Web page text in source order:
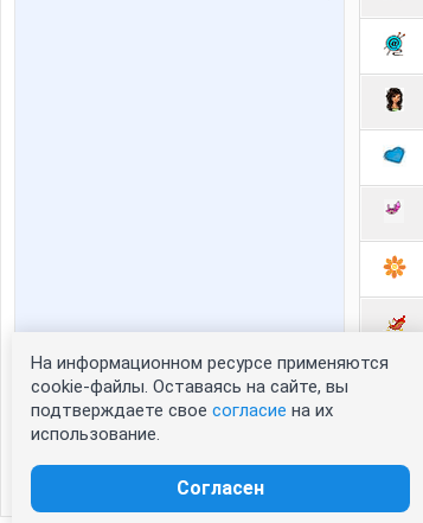
На информационном ресурсе применяются
cookie-файлы. Оставаясь на сайте, вы
подтверждаете свое согласие на их
использование.
Согласен